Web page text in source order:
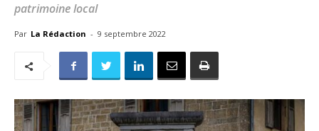
patrimoine local
Par La Rédaction - 9 septembre 2022